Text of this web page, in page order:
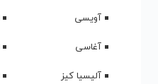
آویسی
آغاسی
آلیسیا کیز